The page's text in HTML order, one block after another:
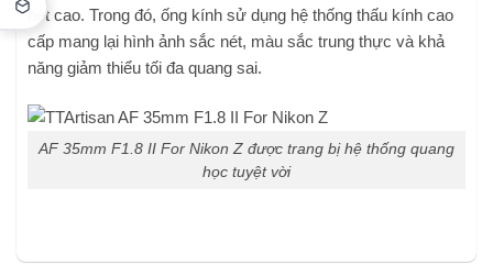
nét cao. Trong đó, ống kính sử dụng hệ thống thấu kính cao
cấp mang lại hình ảnh sắc nét, màu sắc trung thực và khả
năng giảm thiểu tối đa quang sai.
AF 35mm F1.8 II For Nikon Z được trang bị hệ thống quang
học tuyệt vời